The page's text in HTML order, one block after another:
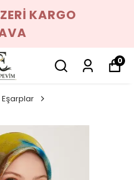
KARGO
0
Eşarplar